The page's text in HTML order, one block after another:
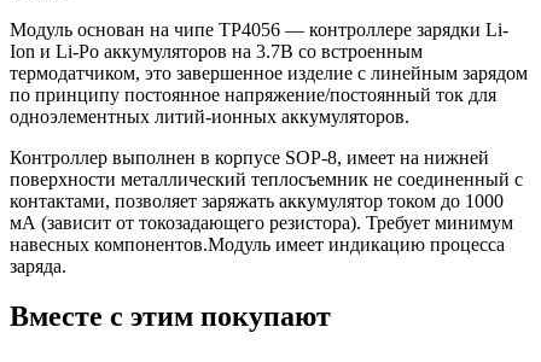
Модуль основан на чипе TP4056 — контроллере зарядки Li-
Ion и Li-Po аккумуляторов на 3.7В со встроенным
термодатчиком, это завершенное изделие с линейным зарядом
по принципу постоянное напряжение/постоянный ток для
одноэлементных литий-ионных аккумуляторов.
Контроллер выполнен в корпусе SOP-8, имеет на нижней
поверхности металлический теплосъемник не соединенный с
контактами, позволяет заряжать аккумулятор током до 1000
мА (зависит от токозадающего резистора). Требует минимум
навесных компонентов.Модуль имеет индикацию процесса
заряда.
Вместе с этим покупают